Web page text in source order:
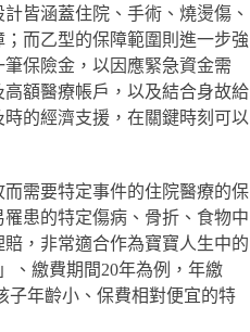
皆涵蓋住院、手術、燒燙傷、
而乙型的保障範圍則進一步強
保險金，以因應緊急資金需
額醫療帳戶，以及結合身故給
的經濟支援，在關鍵時刻可以
需要特定事件的住院醫療的保
患的特定傷病、骨折、食物中
，非常適合作為寶寶人生中的
、繳費期間20年為例，年繳
子年齡小、保費相對便宜的特